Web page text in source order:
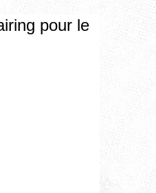
pour le